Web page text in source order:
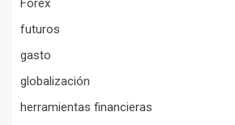
Forex
futuros
gasto
globalización
herramientas financieras